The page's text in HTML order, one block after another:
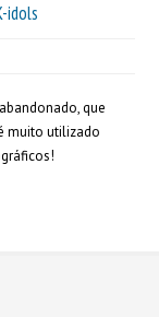
idols
que
muito utilizado